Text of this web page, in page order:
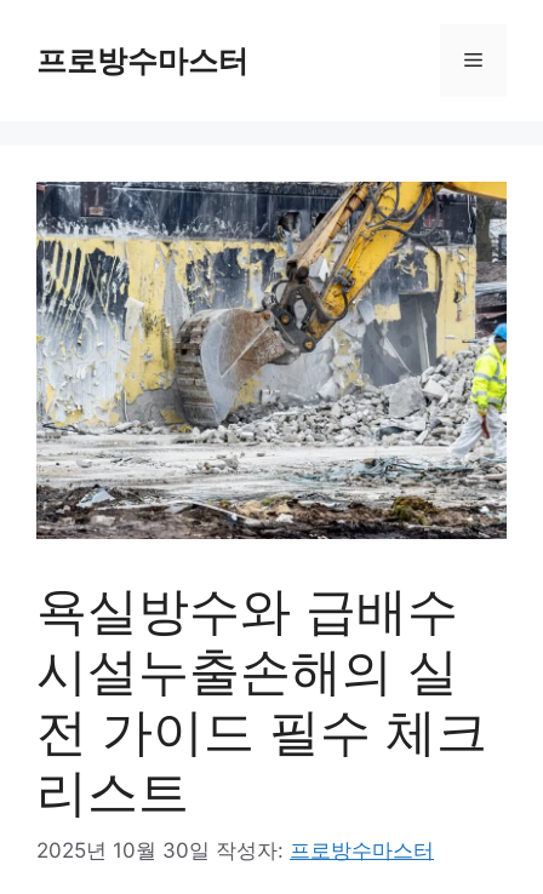
프로방수마스터 메
욕실방수와 급배수
시설누출손해의 실
전 가이드 필수 체크
리스트
2025년 10월 30일 작성자: 프로방수마스터